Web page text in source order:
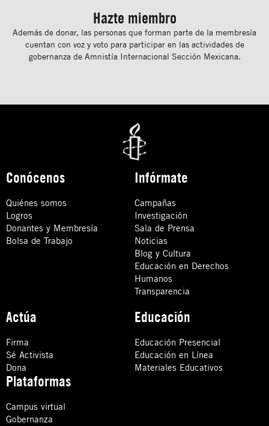
Hazte miembro
Además de donar, las personas que forman parte de la membresía
cuentan con voz y voto para participar en las actividades de
gobernanza de Amnistía Internacional Sección Mexicana.
Conócenos
Quiénes somos
Logros
Donantes y Membresía
Bolsa de Trabajo
Infórmate
Campañas
Investigación
Sala de Prensa
Noticias
Blog y Cultura
Educación en Derechos
Humanos
Transparencia
Actúa
Firma
Sé Activista
Dona
Educación
Educación Presencial
Educación en Línea
Materiales Educativos
Plataformas
Campus virtual
Gobernanza